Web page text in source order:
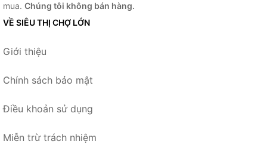
mua. Chúng tôi không bán hàng.
VỀ SIÊU THỊ CHỢ LỚN
Giới thiệu
Chính sách bảo mật
Điều khoản sử dụng
Miễn trừ trách nhiệm